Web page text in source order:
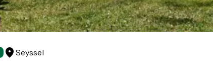
Seyssel